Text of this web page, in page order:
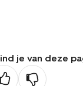
je van deze